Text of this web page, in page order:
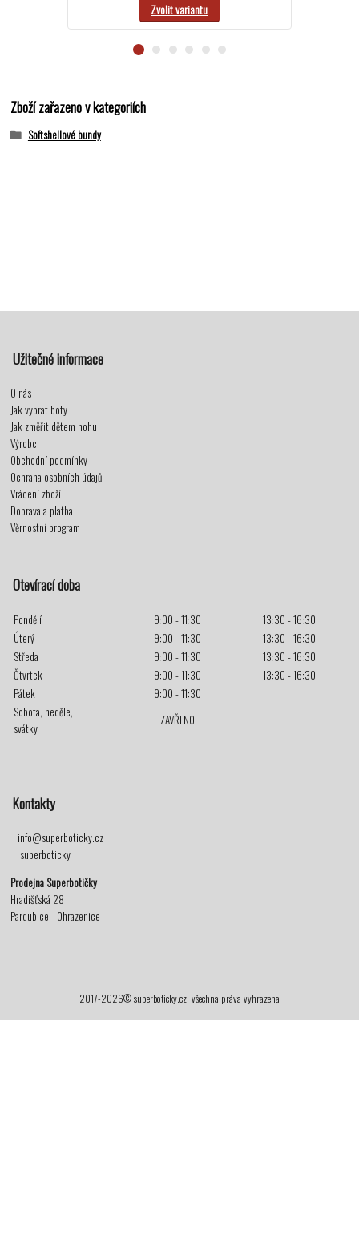
Zvolit variantu
Zboží zařazeno v kategoriích
Softshellové bundy
Užitečné informace
O nás
Jak vybrat boty
Jak změřit dětem nohu
Výrobci
Obchodní podmínky
Ochrana osobních údajů
Vrácení zboží
Doprava a platba
Věrnostní program
Otevírací doba
Pondělí 9:00 - 11:30
13:30 - 16:30
Úterý
9:00 - 11:30
13:30 - 16:30
Středa
9:00 - 11:30
13:30 - 16:30
Čtvrtek
9:00 - 11:30
13:30 - 16:30
Pátek
9:00 - 11:30
Sobota, neděle,
svátky
ZAVŘENO
Kontakty
info@superboticky.cz
superboticky
Prodejna Superbotičky
Hradišťská 28
Pardubice - Ohrazenice
2017-2026© superboticky.cz, všechna práva vyhrazena